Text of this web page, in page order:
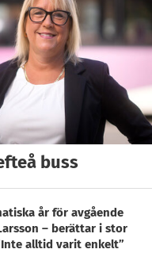
buss
år för avgående
– berättar i stor
alltid varit enkelt”